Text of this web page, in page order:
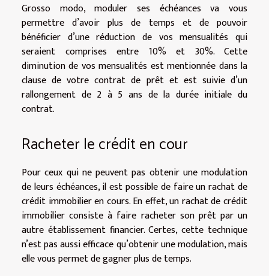
Grosso modo, moduler ses échéances va vous
permettre d’avoir plus de temps et de pouvoir
bénéficier d’une réduction de vos mensualités qui
seraient comprises entre 10% et 30%. Cette
diminution de vos mensualités est mentionnée dans la
clause de votre contrat de prêt et est suivie d’un
rallongement de 2 à 5 ans de la durée initiale du
contrat.
Racheter le crédit en cour
Pour ceux qui ne peuvent pas obtenir une modulation
de leurs échéances, il est possible de faire un rachat de
crédit immobilier en cours. En effet, un rachat de crédit
immobilier consiste à faire racheter son prêt par un
autre établissement financier. Certes, cette technique
n’est pas aussi efficace qu’obtenir une modulation, mais
elle vous permet de gagner plus de temps.